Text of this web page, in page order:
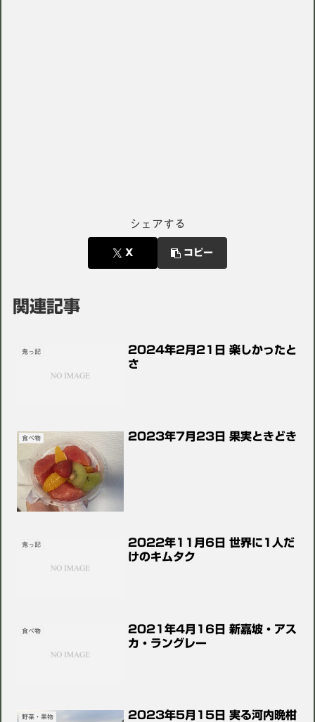
シェアする
X コピー
関連記事
鬼っ記
2024年2月21日 楽しかったと
さ
食べ物 2023年7月23日 果実ときどき
鬼っ記
2022年11月6日 世界に1人だ
けのキムタク
食べ物
2021年4月16日 新嘉坡・アス
カ・ラングレー
野菜・果物 2023年5月15日 実る河内晩柑